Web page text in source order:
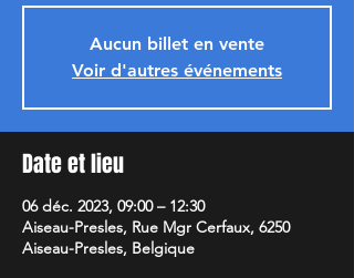
Aucun billet en vente
Voir d'autres événements
Date et lieu
06 déc. 2023, 09:00 – 12:30
Aiseau-Presles, Rue Mgr Cerfaux, 6250
Aiseau-Presles, Belgique